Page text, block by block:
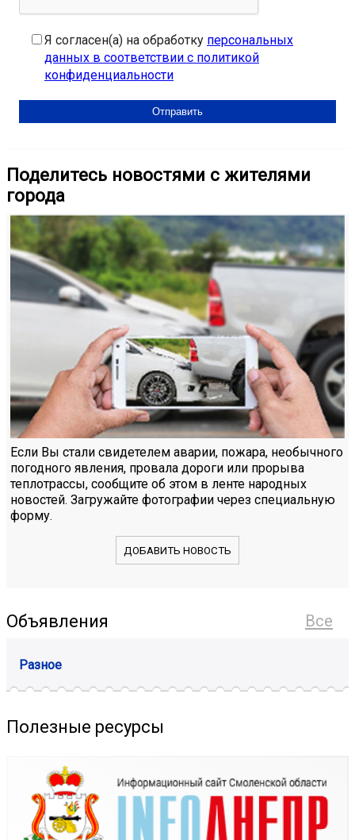
Я согласен(а) на обработку персональных
данных в соответствии с политикой
конфиденциальности
Поделитесь новостями с жителями
города
Если Вы стали свидетелем аварии, пожара, необычного
погодного явления, провала дороги или прорыва
теплотрассы, сообщите об этом в ленте народных
новостей. Загружайте фотографии через специальную
форму.
ДОБАВИТЬ НОВОСТЬ
Все
Объявления
Разное
Полезные ресурсы